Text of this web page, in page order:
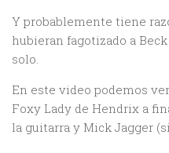
Y probablemente tiene
hubieran fagotizado a
solo.
En este video podemos
Foxy Lady de Hendrix a
la guitarra y Mick Jagger